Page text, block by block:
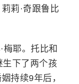
莉·奇跟鲁比
梅耶。托比和
生下了两个孩
持续9年后，